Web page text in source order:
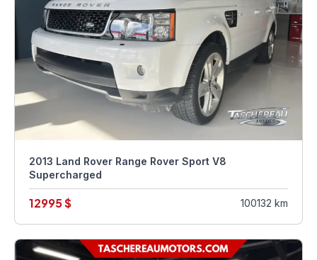
2013 Land Rover Range Rover Sport V8
Supercharged
12995 $ 100132 km